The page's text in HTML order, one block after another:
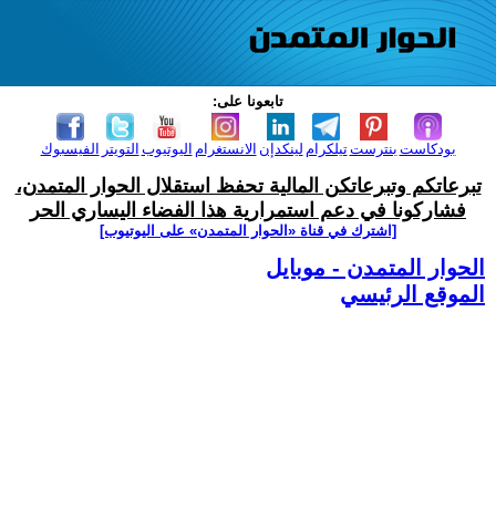
تابعونا على:
الفيسبوك التويتر اليوتيوب الانستغرام لينكدإن تيلكرامبنترست بودكاست
تبرعاتكم وتبرعاتكن المالية تحفظ استقلال الحوار المتمدن،
فشاركونا في دعم استمرارية هذا الفضاء اليساري الحر
[اشترك في قناة ‫«الحوار المتمدن» على اليوتيوب]
الحوار المتمدن - موبايل
الموقع الرئيسي